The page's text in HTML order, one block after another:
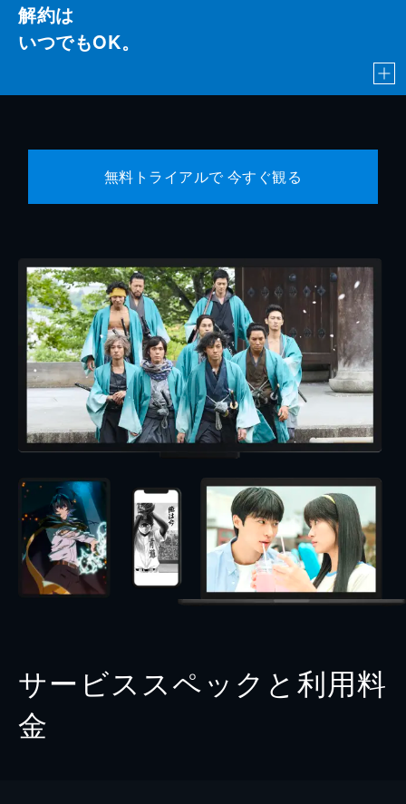
解約は
いつでもOK。
無料トライアルで 今すぐ観る
サービススペックと利用料
金